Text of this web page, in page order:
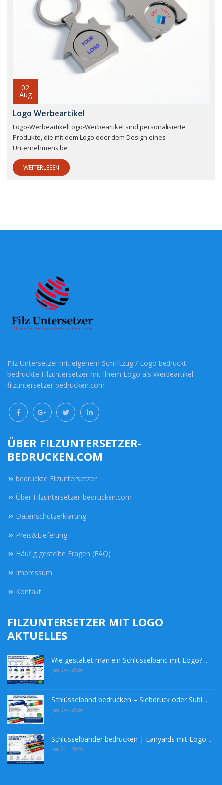
02
Aug
Logo Werbeartikel
Logo-WerbeartikelLogo-Werbeartikel sind personalisierte
Produkte, die mit dem Logo oder dem Design eines
Unternehmens be
WEITERLESEN
Filz Untersetzer mit eigenem Schriftzug / Logo bedruckt -
bedruckte Filzuntersetzer mit Ihrem Logo als Werbeartikel -
filzuntersetzer-bedrucken.com
ÜBER FILZUNTERSETZER-
BEDRUCKEN.COM
bedruckte Filzuntersetzer
Über Filzuntersetzer-bedrucken.com
Datenschutzerklärung
Preis&Lieferung
Häufig gestellte Fragen (FAQ)
Impressum
Kontakt
FILZUNTERSETZER MIT LOGO
AKTUELLES
Wie gestaltet man ein Schlüsselband mit Logo? ..
Jun 24 - 2026
Schlüsselband bedrucken – Siebdruck oder Subl ..
Jun 24 - 2026
Schlüsselbänder bedrucken | Lanyards mit Logo ..
Jun 24 - 2026